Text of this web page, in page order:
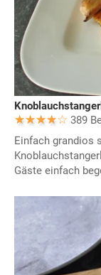
Knoblauchstangerl
389
Einfach grandios
Gäste einfach